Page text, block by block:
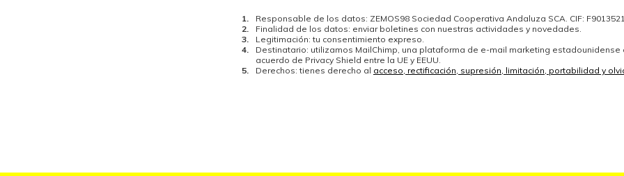
Responsable de los datos: ZEMOS98 Sociedad Cooperativa Andaluza SCA. CIF:
Finalidad de los datos: enviar boletines con nuestras actividades y novedades.
Legitimación: tu consentimiento expreso.
Destinatario: utilizamos MailChimp, una plataforma de e-mail marketing estadounidense
acuerdo de Privacy Shield entre la UE y EEUU.
Derechos: tienes derecho al acceso, rectificación, supresión, limitación, portabilidad y